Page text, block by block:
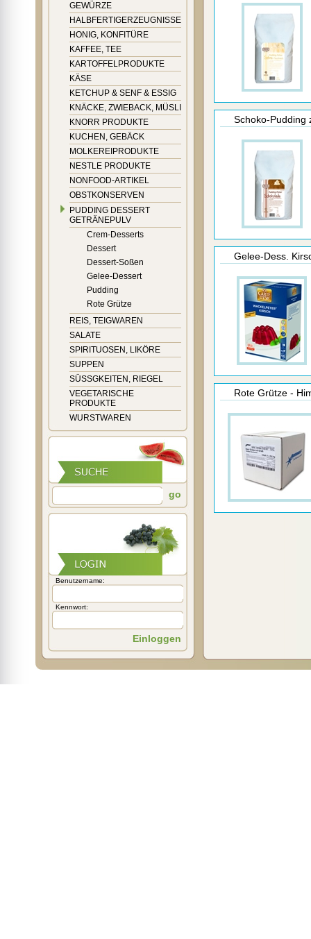
GEWÜRZE
HALBFERTIGERZEUGNISSE
HONIG, KONFITÜRE
KAFFEE, TEE
KARTOFFELPRODUKTE
KÄSE
KETCHUP & SENF & ESSIG
KNÄCKE, ZWIEBACK, MÜSLI
KNORR PRODUKTE
KUCHEN, GEBÄCK
MOLKEREIPRODUKTE
NESTLE PRODUKTE
NONFOOD-ARTIKEL
OBSTKONSERVEN
PUDDING DESSERT
GETRÄNEPULV
Crem-Desserts
Dessert
Dessert-Soßen
Gelee-Dessert
Pudding
Rote Grütze
REIS, TEIGWAREN
SALATE
SPIRITUOSEN, LIKÖRE
SUPPEN
SÜSSGKEITEN, RIEGEL
VEGETARISCHE
PRODUKTE
WURSTWAREN
go
Benutzername:
Kennwort:
Einloggen
Schoko-Pudding
Gelee-Dess.
Rote Grütze -